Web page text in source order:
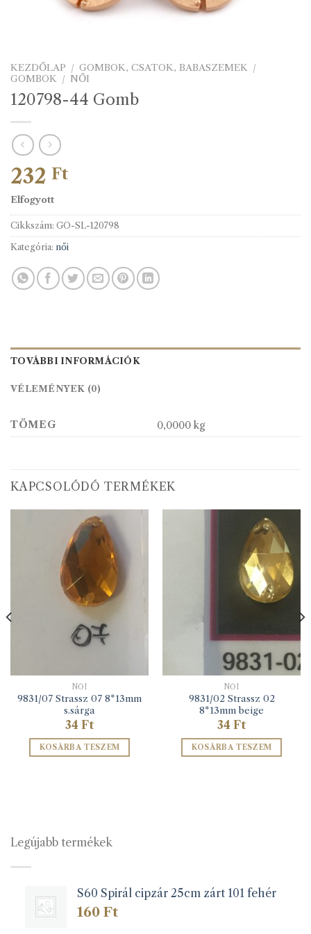
KEZDŐLAP / GOMBOK, CSATOK, BABASZEMEK /
GOMBOK / NŐI
120798-44 Gomb
232 Ft
Elfogyott
Cikkszám: GO-SL-120798
Kategória: női
TOVÁBBI INFORMÁCIÓK
VÉLEMÉNYEK (0)
TÖMEG 0,0000 kg
KAPCSOLÓDÓ TERMÉKEK
NŐI
9831/07 Strassz 07 8*13mm
s.sárga
34 Ft
KOSÁRBA TESZEM
NŐI
9831/02 Strassz 02
8*13mm beige
34 Ft
KOSÁRBA TESZEM
Legújabb termékek
S60 Spirál cipzár 25cm zárt 101 fehér
160 Ft